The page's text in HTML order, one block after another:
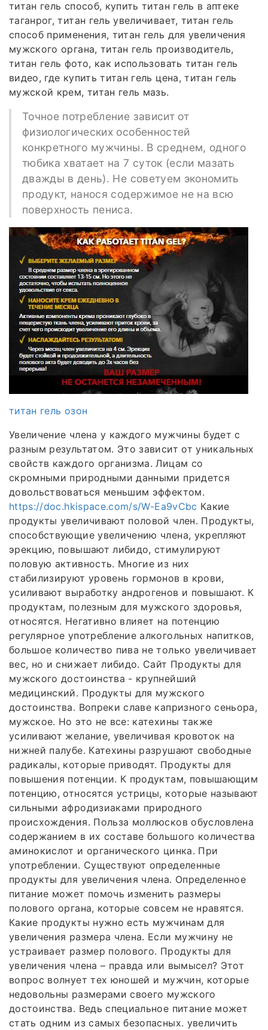
титан гель способ, купить титан гель в аптеке
таганрог, титан гель увеличивает, титан гель
способ применения, титан гель для увеличения
мужского органа, титан гель производитель,
титан гель фото, как использовать титан гель
видео, где купить титан гель цена, титан гель
мужской крем, титан гель мазь.
Точное потребление зависит от
физиологических особенностей
конкретного мужчины. В среднем, одного
тюбика хватает на 7 суток (если мазать
дважды в день). Не советуем экономить
продукт, нанося содержимое не на всю
поверхность пениса.
титан гель озон
Увеличение члена у каждого мужчины будет с
разным результатом. Это зависит от уникальных
свойств каждого организма. Лицам со
скромными природными данными придется
довольствоваться меньшим эффектом.
https://doc.hkispace.com/s/W-Ea9vCbc Какие
продукты увеличивают половой член. Продукты,
способствующие увеличению члена, укрепляют
эрекцию, повышают либидо, стимулируют
половую активность. Многие из них
стабилизируют уровень гормонов в крови,
усиливают выработку андрогенов и повышают. К
продуктам, полезным для мужского здоровья,
относятся. Негативно влияет на потенцию
регулярное употребление алкогольных напитков,
большое количество пива не только увеличивает
вес, но и снижает либидо. Сайт Продукты для
мужского достоинства - крупнейший
медицинский. Продукты для мужского
достоинства. Вопреки славе капризного сеньора,
мужское. Но это не все: катехины также
усиливают желание, увеличивая кровоток на
нижней палубе. Катехины разрушают свободные
радикалы, которые приводят. Продукты для
повышения потенции. К продуктам, повышающим
потенцию, относятся устрицы, которые называют
сильными афродизиаками природного
происхождения. Польза моллюсков обусловлена
содержанием в их составе большого количества
аминокислот и органического цинка. При
употреблении. Существуют определенные
продукты для увеличения члена. Определенное
питание может помочь изменить размеры
полового органа, которые совсем не нравятся.
Какие продукты нужно есть мужчинам для
увеличения размера члена. Если мужчину не
устраивает размер полового. Продукты для
увеличения члена – правда или вымысел? Этот
вопрос волнует тех юношей и мужчин, которые
недовольны размерами своего мужского
достоинства. Ведь специальное питание может
стать одним из самых безопасных. увеличить